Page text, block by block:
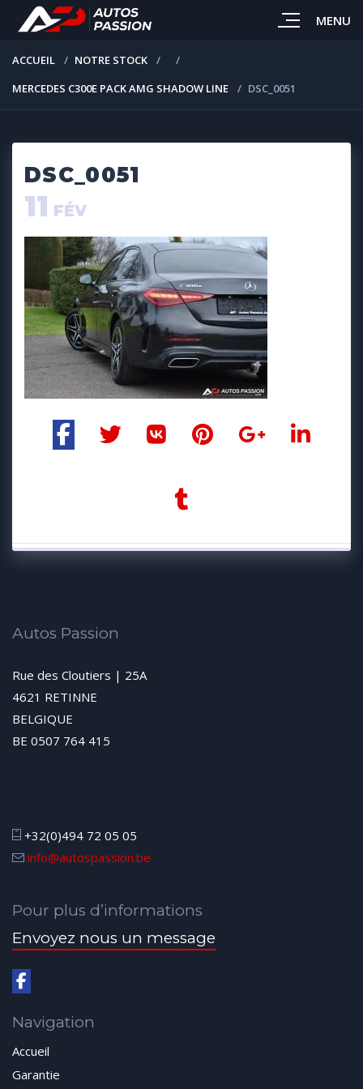
MENU
ACCUEIL
NOTRE STOCK
MERCEDES C300E PACK AMG SHADOW LINE
DSC_0051
DSC_0051
11 FÉV
Autos Passion
Rue des Cloutiers | 25A
4621 RETINNE
BELGIQUE
BE 0507 764 415
+32(0)494 72 05 05
info@autospassion.be
Pour plus d’informations
Envoyez nous un message
Navigation
Accueil
Garantie